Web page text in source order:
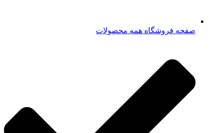
صفحه فروشگاه همه محصولات​